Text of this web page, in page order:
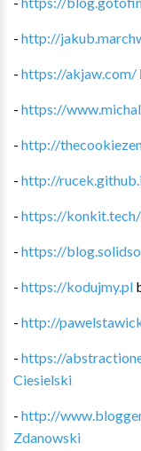
- http://
- https://akjaw.com/
- https://
- http://
- http://
- https://konkit.tech/
- https://
- https://kodujmy.pl
- http://
- https://
Ciesielski
- http://
Zdanowski